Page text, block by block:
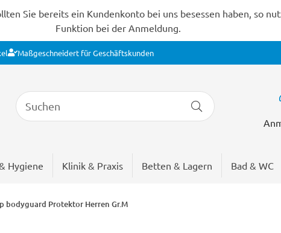
Sie bereits ein Kundenkonto bei uns besessen haben, so
Funktion bei der Anmeldung.
Maßgeschneidert für Geschäftskunden
Hygiene Klinik & Praxis Betten & Lagern Bad & WC
bodyguard Protektor Herren Gr.M